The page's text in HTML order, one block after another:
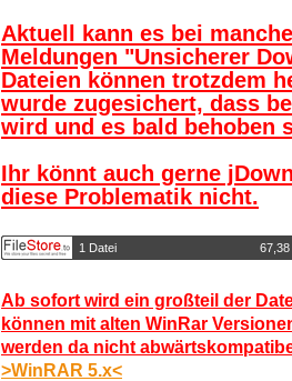
Aktuell kann es bei
Meldungen "Unsicherer
Dateien können trotzdem
wurde zugesichert, dass
wird und es bald behoben
Ihr könnt auch gerne
diese Problematik nicht.
1 Datei 67,38
Ab sofort wird ein großteil der
können mit alten WinRar
werden da nicht
>WinRAR 5.x<